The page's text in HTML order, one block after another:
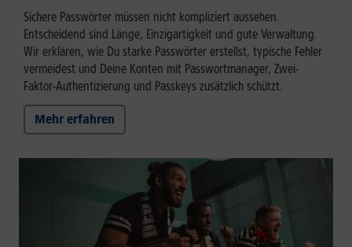
Sichere Passwörter müssen nicht kompliziert aussehen.
Entscheidend sind Länge, Einzigartigkeit und gute Verwaltung.
Wir erklären, wie Du starke Passwörter erstellst, typische Fehler
vermeidest und Deine Konten mit Passwortmanager, Zwei-
Faktor-Authentizierung und Passkeys zusätzlich schützt.
Mehr erfahren